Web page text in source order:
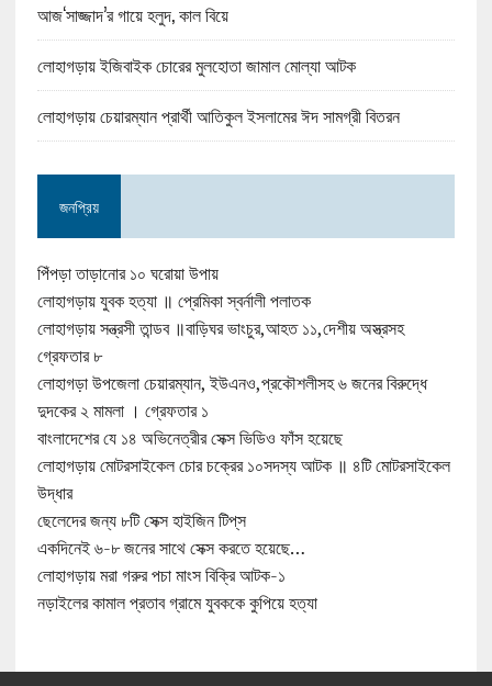
আজ‘সাজ্জাদ’র গায়ে হলুদ, কাল বিয়ে
লোহাগড়ায় ইজিবাইক চোরের মুলহোতা জামাল মোল্যা আটক
লোহাগড়ায় চেয়ারম্যান প্রার্থী আতিকুল ইসলামের ঈদ সামগ্রী বিতরন
জনপ্রিয়
পিঁপড়া তাড়ানোর ১০ ঘরোয়া উপায়
লোহাগড়ায় যুবক হত্যা ॥ প্রেমিকা স্বর্নালী পলাতক
লোহাগড়ায় সন্ত্রসী তান্ডব ॥বাড়িঘর ভাংচুর,আহত ১১,দেশীয় অস্ত্রসহ
গ্রেফতার ৮
লোহাগড়া উপজেলা চেয়ারম্যান, ইউএনও,প্রকৌশলীসহ ৬ জনের বিরুদ্ধে
দুদকের ২ মামলা । গ্রেফতার ১
বাংলাদেশের যে ১৪ অভিনেত্রীর সেক্স ভিডিও ফাঁস হয়েছে
লোহাগড়ায় মোটরসাইকেল চোর চক্রের ১০সদস্য আটক ॥ ৪টি মোটরসাইকেল
উদ্ধার
ছেলেদের জন্য ৮টি সেক্স হাইজিন টিপ্‌স
একদিনেই ৬-৮ জনের সাথে সেক্স করতে হয়েছে…
লোহাগড়ায় মরা গরুর পচা মাংস বিক্রি আটক-১
নড়াইলের কামাল প্রতাব গ্রামে যুবককে কুপিয়ে হত্যা